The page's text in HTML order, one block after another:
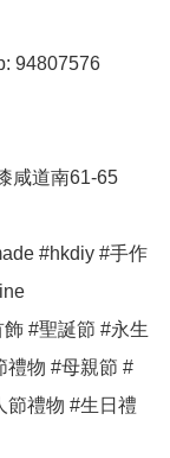
94807576
咸道南61-65
#hkdiy #手作
#聖誕節 #永生
禮物 #母親節 #
節禮物 #生日禮